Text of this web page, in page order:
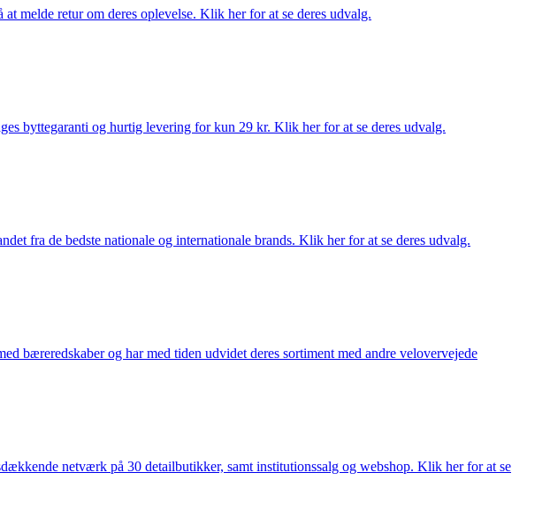
melde retur om deres oplevelse. Klik her for at se deres udvalg.
byttegaranti og hurtig levering for kun 29 kr. Klik her for at se deres udvalg.
fra de bedste nationale og internationale brands. Klik her for at se deres udvalg.
bæreredskaber og har med tiden udvidet deres sortiment med andre velovervejede
netværk på 30 detailbutikker, samt institutionssalg og webshop. Klik her for at se